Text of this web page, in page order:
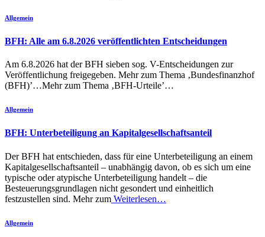
Allgemein
BFH: Alle am 6.8.2026 veröffentlichten Entscheidungen
Am 6.8.2026 hat der BFH sieben sog. V-Entscheidungen zur
Veröffentlichung freigegeben. Mehr zum Thema ‚Bundesfinanzhof
(BFH)’…Mehr zum Thema ‚BFH-Urteile’…
Allgemein
BFH: Unterbeteiligung an Kapitalgesellschaftsanteil
Der BFH hat entschieden, dass für eine Unterbeteiligung an einem
Kapitalgesellschaftsanteil – unabhängig davon, ob es sich um eine
typische oder atypische Unterbeteiligung handelt – die
Besteuerungsgrundlagen nicht gesondert und einheitlich
festzustellen sind. Mehr zum Weiterlesen…
Allgemein